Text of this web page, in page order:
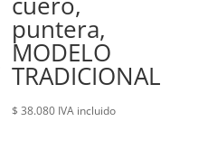
puntera,
MODELO
TRADICIONAL
$ 38.080 IVA incluido